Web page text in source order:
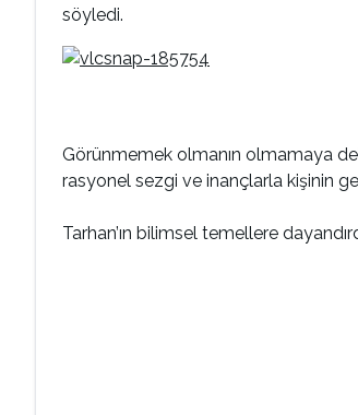
söyledi.
Görünmemek olmanın olmamaya
rasyonel sezgi ve inançlarla kişinin
Tarhan’ın bilimsel temellere